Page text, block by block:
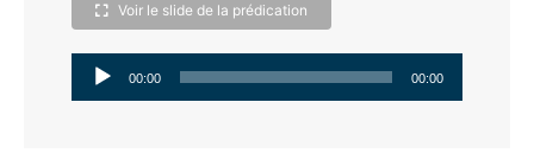
Voir le slide de la prédication
Lecteur
00:00 00:00